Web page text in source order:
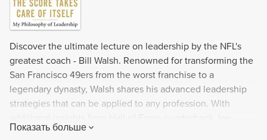
Discover the ultimate lecture on leadership by the NFL's
greatest coach - Bill Walsh. Renowned for transforming the
San Francisco 49ers from the worst franchise to a
legendary dynasty, Walsh shares his advanced leadership
strategies that can be applied to any profession. With
Montana and others, this book will inspire and enlighten
Показать больше